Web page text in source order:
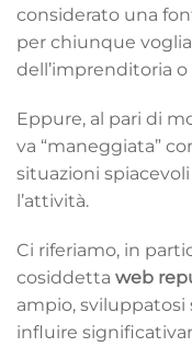
considerato una
per chiunque
dell’imprenditoria
Eppure, al pari di
va “maneggiata”
situazioni
l’attività.
Ci riferiamo, in
cosiddetta web
ampio,
influire